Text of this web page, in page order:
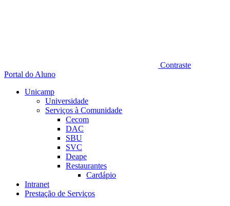
Contraste
Portal do Aluno
Unicamp
Universidade
Serviços à Comunidade
Cecom
DAC
SBU
SVC
Deape
Restaurantes
Cardápio
Intranet
Prestação de Serviços